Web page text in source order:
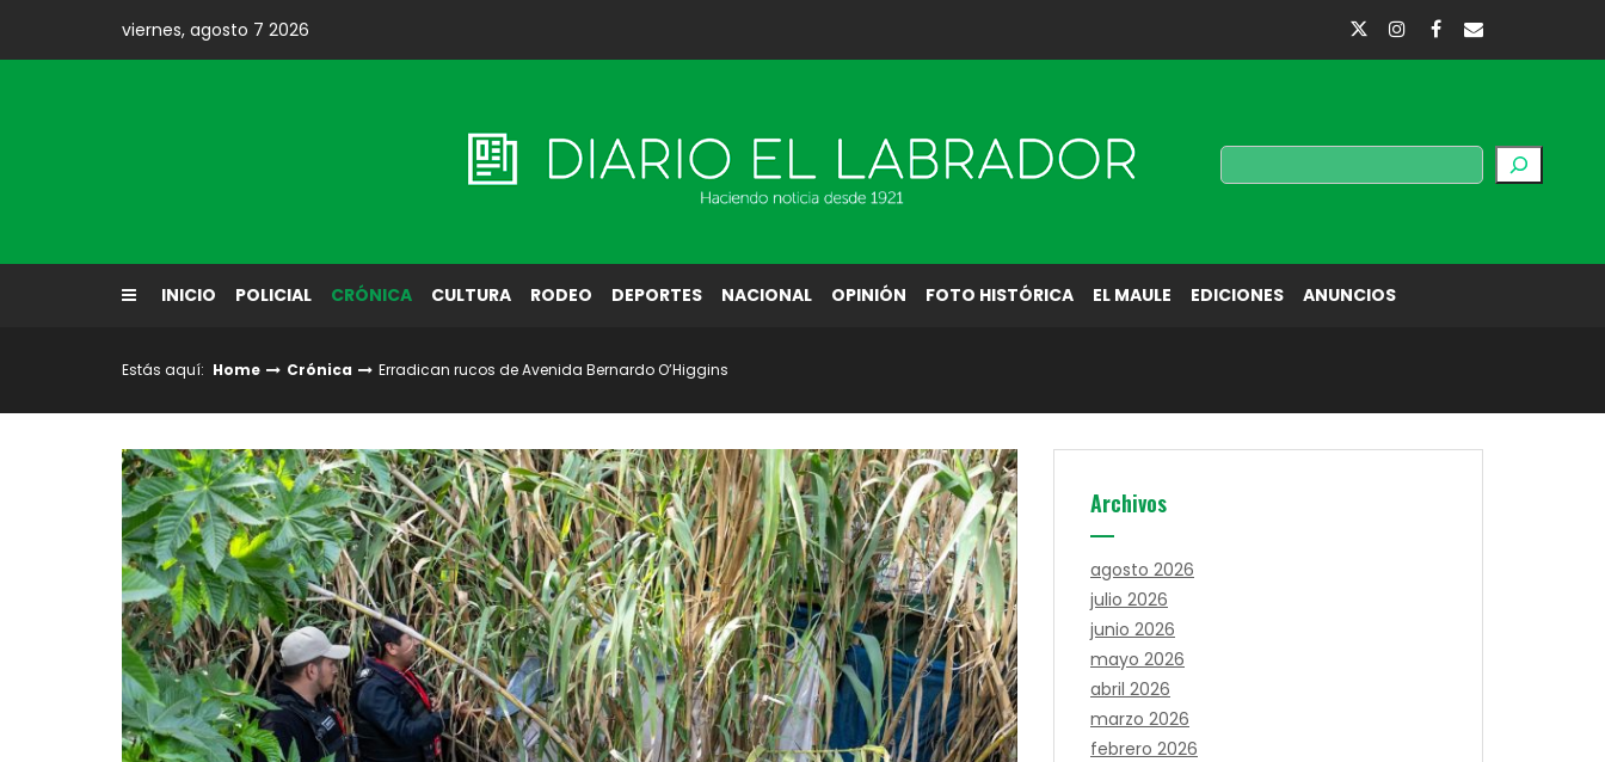
content
viernes, agosto 7 2026
Diario El Labrador Buscar
INICIO POLICIAL CRÓNICA CULTURA RODEO DEPORTES NACIONAL OPINIÓN FOTO HISTÓRICA EL MAULE EDICIONES ANUNCIOS
Estás aquí: Home Crónica Erradican rucos de Avenida Bernardo O’Higgins
Archivos
agosto 2026
julio 2026
junio 2026
mayo 2026
abril 2026
marzo 2026
febrero 2026